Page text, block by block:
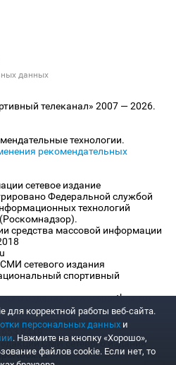
данных
телеканал» 2007 — 2026.
технологии.
рекомендательных
сетевое издание
Федеральной службой
технологий
средства массовой информации
сетевого издания
спортивный
издания «www.sportbox.ru»:
сетевого издания
8419
СМИ сетевого издания
корректной работы веб-сайта.
персональных данных и
. Нажмите на кнопку «Хорошо»,
файлов cookie. Если нет, то